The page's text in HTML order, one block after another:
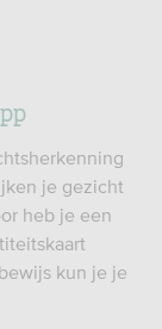
je gezicht
heb je een
kun je je